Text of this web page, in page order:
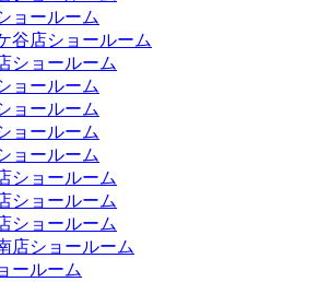
ョールーム
谷店ショールーム
ショールーム
ョールーム
ョールーム
ョールーム
ョールーム
ショールーム
ショールーム
ショールーム
店ショールーム
ールーム